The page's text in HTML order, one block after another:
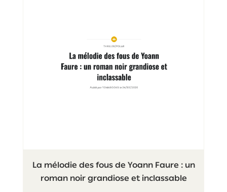
La mélodie des fous de Yoann Faure : un
roman noir grandiose et inclassable